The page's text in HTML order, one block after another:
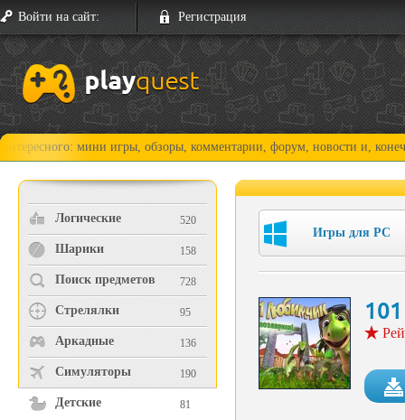
Войти на сайт: Регистрация
мини игры, обзоры, комментарии, форум, новости и, конечно,
Логические 520
Шарики 158
Поиск предметов 728
Стрелялки 95
Аркадные 136
Симуляторы 190
Детские 81
Игры для PC